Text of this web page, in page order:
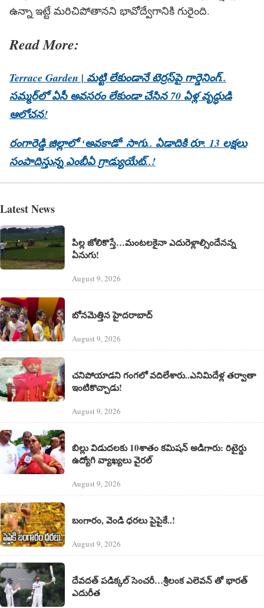
ఉన్నా ఇట్టే మరిచిపోతానని భావోద్వేగానికి గురైంది.
Read More:
Terrace Garden | మట్టి లేకుండానే టెర్రస్‌పై గార్డెనింగ్..
సమ్మర్‌లో ఏసీ అవసరం లేకుండా చేసిన 70 ఏళ్ల వృద్ధుడి
ఆలోచన!
రంగారెడ్డి జిల్లాలో ‘అవ‌కాడో’ సాగు.. ఏడాదికి రూ. 13 ల‌క్ష‌లు
సంపాదిస్తున్న ఎంబీఏ గ్రాడ్యుయేట్..!
Latest News
పిల్ల జోలికొస్తే…మంటలకైనా ఎదురెళ్లాల్సిందేనన్న
ఏనుగు!
August 9, 2026
బోనమెత్తిన హైదరాబాద్
August 9, 2026
చనిపోయాడని గంగలో వదిలేశారు..ఎనిమిదేళ్ల తర్వాతా
ఇంటికొచ్చాడు!
August 9, 2026
బిల్లు విడుదలకు 10శాతం కమిషన్ అడిగారు: రిటైర్డు
ఉద్యోగి వ్యాఖ్యలు వైరల్
August 9, 2026
బంగారం, వెండి ధరలు పైపైకే..!
August 9, 2026
దేవదత్ పడిక్కల్‌ సెంచరీ…శ్రీలంక ఎలెవన్ తో భారత్
ఎదురీత